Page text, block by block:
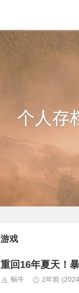
个人存
游戏
重回16年夏天！
蜗牛 2年前